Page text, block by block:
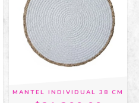
MANTEL INDIVIDUAL 38 CM